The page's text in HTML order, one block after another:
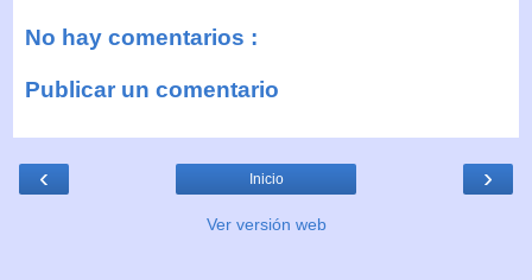
No hay comentarios :
Publicar un comentario
‹ ›
Inicio
Ver versión web